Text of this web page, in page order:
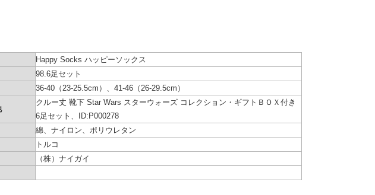
Happy Socks ハッピーソックス
98.6足セット
36-40（23-25.5cm）、41-46（26-29.5cm）
クルー丈 靴下 Star Wars スターウォーズ コレクション・ギフトＢＯＸ付き
6足セット、ID:P000278
綿、ナイロン、ポリウレタン
トルコ
（株）ナイガイ